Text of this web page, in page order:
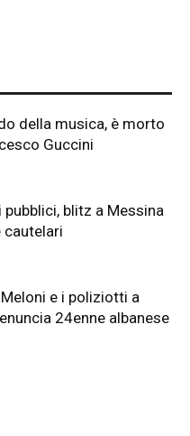
della musica, è morto
Guccini
pubblici, blitz a Messina
cautelari
e i poliziotti a
24enne albanese